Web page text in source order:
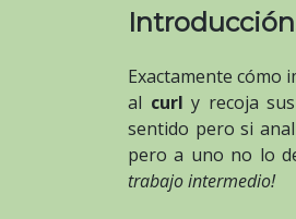
Exactamente cómo
al curl y recoja
sentido pero si
pero a uno no lo
trabajo intermedio!